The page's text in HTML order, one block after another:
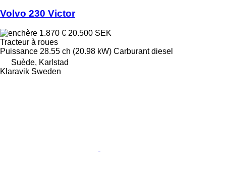
Volvo 230 Victor
1.870 € 20.500 SEK
Tracteur à roues
Puissance 28.55 ch (20.98 kW) Carburant diesel
Suède, Karlstad
Klaravik Sweden